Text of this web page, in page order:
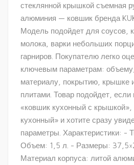
стеклянной крышкой съемная
алюминия — ковшик бренда
Модель подойдет для соусов,
молока, варки небольших
гарниров. Покупателю легко
ключевым параметрам:
материалу, покрытию, крышке
плитами. Товар подойдет,
«ковшик кухонный с
кухонный» и хотите сразу
параметры. Характеристики: -
Объем: 1,5 л. - Размеры:
Материал корпуса: литой